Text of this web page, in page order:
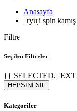
Anasayfa
| ryuji spin kamış
Filtre
Seçilen Filtreler
{{
HEPSİNİ SİL
Kategoriler